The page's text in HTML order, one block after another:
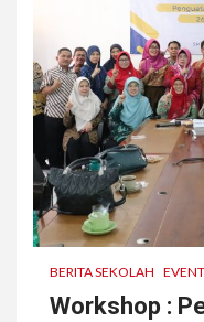
BERITA SEKOLAH
Workshop :